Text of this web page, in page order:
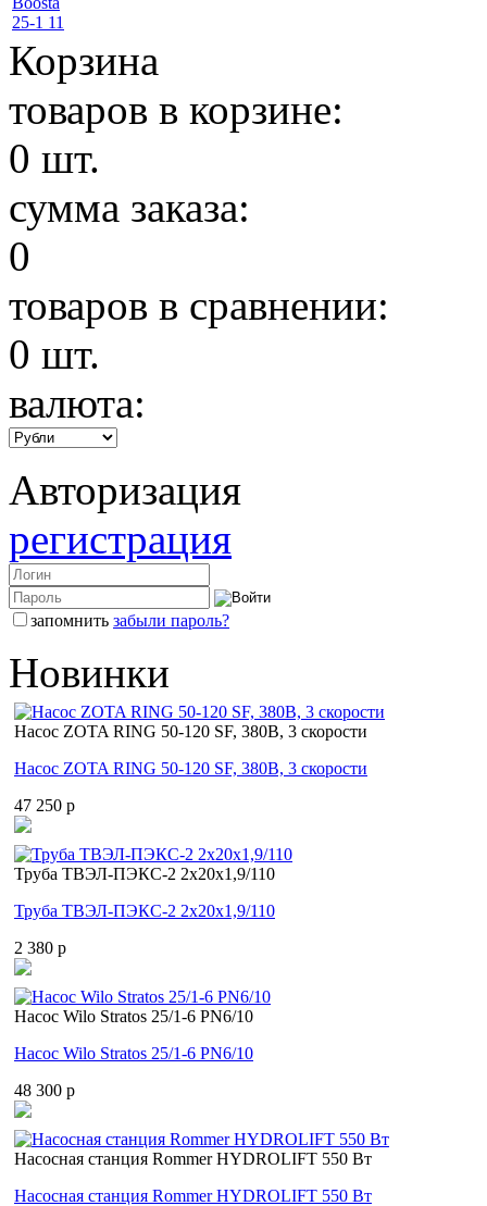
Корзина
товаров в корзине:
0 шт.
сумма заказа:
0
товаров в сравнении:
0 шт.
валюта:
Авторизация
регистрация
запомнить забыли пароль?
Новинки
Насос ZOTA RING 50-120 SF, 380В, 3 скорости
Насос ZOTA RING 50-120 SF, 380В, 3 скорости
47 250 p
Труба ТВЭЛ-ПЭКС-2 2x20x1,9/110
Труба ТВЭЛ-ПЭКС-2 2x20x1,9/110
2 380 p
Насос Wilo Stratos 25/1-6 PN6/10
Насос Wilo Stratos 25/1-6 PN6/10
48 300 p
Насосная станция Rommer HYDROLIFT 550 Вт
Насосная станция Rommer HYDROLIFT 550 Вт